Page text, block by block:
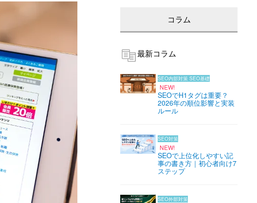
コラム
最新コラム
SEO内部対策 SEO基礎
NEW!
SEOでH1タグは重要？
2026年の順位影響と実装
ルール
SEO対策
NEW!
SEOで上位化しやすい記
事の書き方｜初心者向け7
ステップ
SEO外部対策